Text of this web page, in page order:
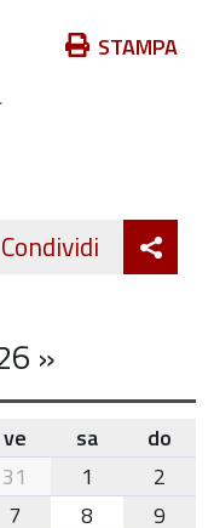
STAMPA
Condividi
»
ve sa
do
31 1
2
7 8
9